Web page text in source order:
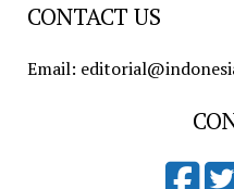
CONTACT US
Email: